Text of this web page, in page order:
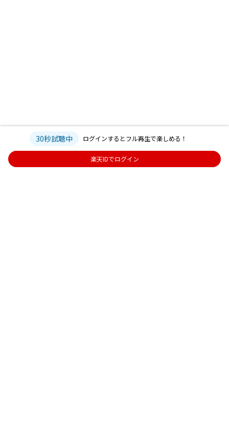
30秒試聴中 ログインするとフル再生で楽しめる！
楽天IDでログイン